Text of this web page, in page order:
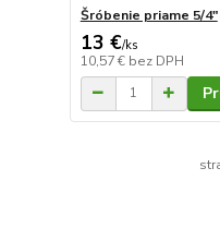
Šróbenie priame 5/4"
13 €/ks
10,57 € bez DPH